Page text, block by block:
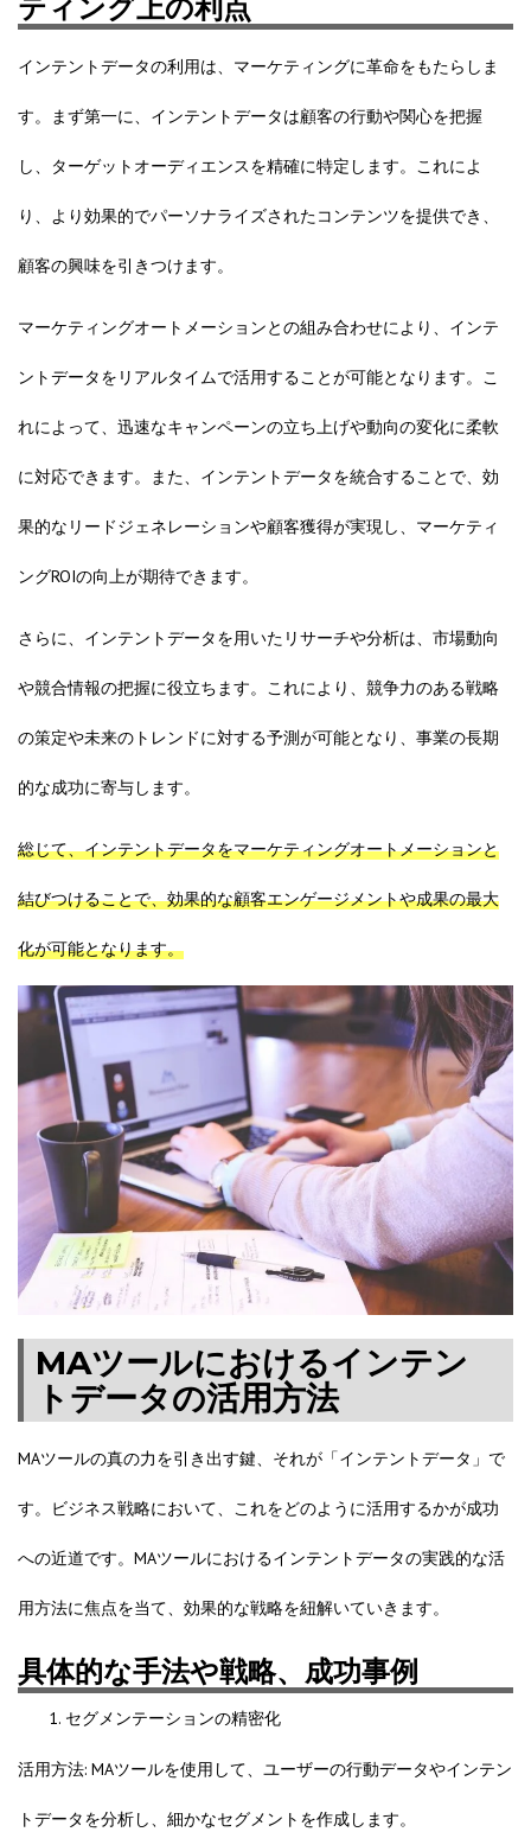
ティング上の利点
インテントデータの利用は、マーケティングに革命をもたらしま
す。まず第一に、インテントデータは顧客の行動や関心を把握
し、ターゲットオーディエンスを精確に特定します。これによ
り、より効果的でパーソナライズされたコンテンツを提供でき、
顧客の興味を引きつけます。
マーケティングオートメーションとの組み合わせにより、インテ
ントデータをリアルタイムで活用することが可能となります。こ
れによって、迅速なキャンペーンの立ち上げや動向の変化に柔軟
に対応できます。また、インテントデータを統合することで、効
果的なリードジェネレーションや顧客獲得が実現し、マーケティ
ングROIの向上が期待できます。
さらに、インテントデータを用いたリサーチや分析は、市場動向
や競合情報の把握に役立ちます。これにより、競争力のある戦略
の策定や未来のトレンドに対する予測が可能となり、事業の長期
的な成功に寄与します。
総じて、インテントデータをマーケティングオートメーションと
結びつけることで、効果的な顧客エンゲージメントや成果の最大
化が可能となります。
MAツールにおけるインテン
トデータの活用方法
MAツールの真の力を引き出す鍵、それが「インテントデータ」で
す。ビジネス戦略において、これをどのように活用するかが成功
への近道です。MAツールにおけるインテントデータの実践的な活
用方法に焦点を当て、効果的な戦略を紐解いていきます。
具体的な手法や戦略、成功事例
セグメンテーションの精密化
活用方法: MAツールを使用して、ユーザーの行動データやインテン
トデータを分析し、細かなセグメントを作成します。